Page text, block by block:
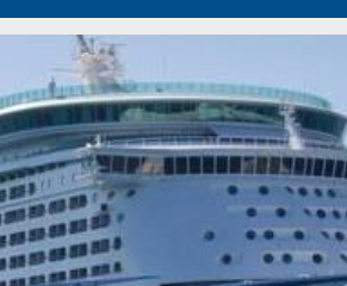
Newsletter
του Dealistas.grΕπικοινωνία